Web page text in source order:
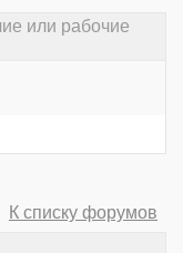
или рабочие
К списку форумов